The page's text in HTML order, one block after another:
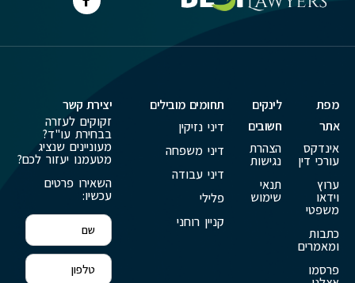
מפת
אתר
אינדקס
עורכי דין
ערוץ
וידאו
משפטי
כתבות
ומאמרים
פרסמו
לינקים
חשובים
הצהרת
נגישות
תנאי
שימוש
תחומים מובילים
דיני נזיקין
דיני משפחה
דיני עבודה
פלילי
קניין רוחני
יצירת קשר
זקוקים לעזרה
בבחירת עו"ד?
מעוניינים שנציג
מטעמנו יעזור לכם?
השאירו פרטים
עכשיו: